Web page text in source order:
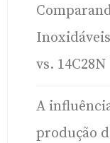
vs. 14C28N
A
produção